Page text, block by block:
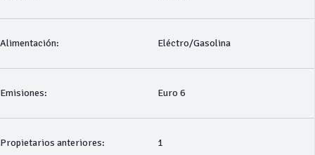
Alimentación: Eléctro/Gasolina
Emisiones: Euro 6
Propietarios anteriores: 1